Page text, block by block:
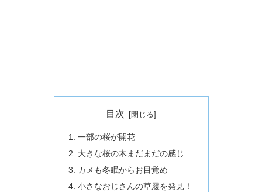
目次
一部の桜が開花
大きな桜の木まだまだの感じ
カメも冬眠からお目覚め
小さなおじさんの草履を発見！